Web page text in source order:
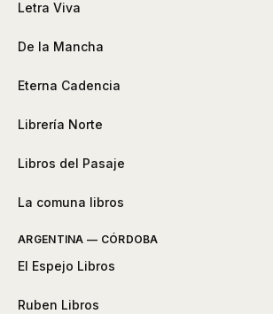
Letra Viva
De la Mancha
Eterna Cadencia
Librería Norte
Libros del Pasaje
La comuna libros
ARGENTINA — CÓRDOBA
El Espejo Libros
Ruben Libros